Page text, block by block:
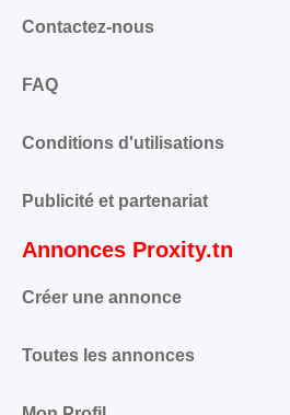
Contactez-nous
FAQ
Conditions d'utilisations
Publicité et partenariat
Annonces Proxity.tn
Créer une annonce
Toutes les annonces